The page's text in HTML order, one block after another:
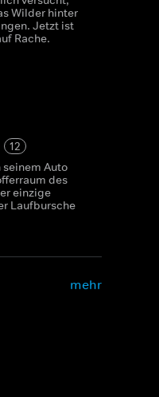
Wilder hinter
Jetzt ist
Rache.
12
Auto
des
einzige
Laufbursche
mehr